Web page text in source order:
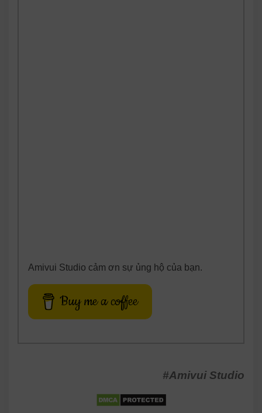
Amivui Studio cảm ơn sự ủng hộ của bạn.
Buy me a coffee
#Amivui Studio